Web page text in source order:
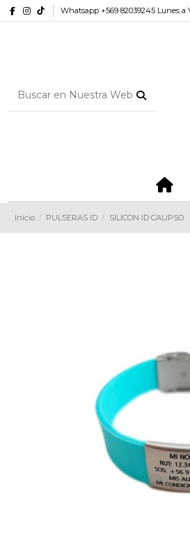
Whatsapp +569 82039245 Lunes a
Inicio PULSERAS ID SILICON ID CALIPSO